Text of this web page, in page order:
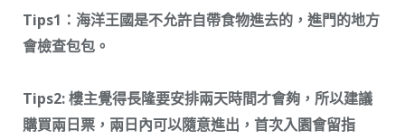
Tips1：海洋王國是不允許自帶食物進去的，進門的地方
會檢查包包。
Tips2: 樓主覺得長隆要安排兩天時間才會夠，所以建議
購買兩日票，兩日內可以隨意進出，首次入園會留指